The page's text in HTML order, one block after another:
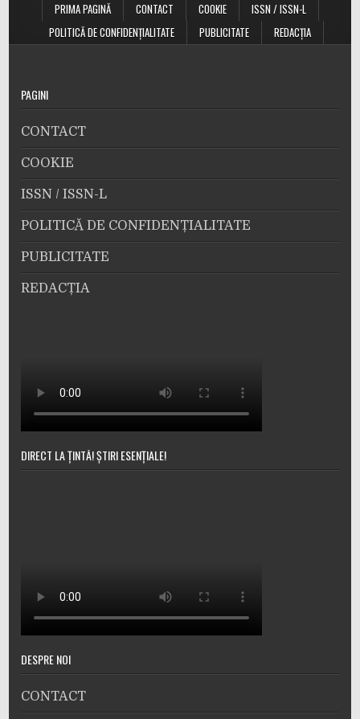
PRIMA PAGINĂ
CONTACT COOKIE
ISSN / ISSN-L
POLITICĂ DE CONFIDENȚIALITATE
PUBLICITATE REDACȚIA
PAGINI
CONTACT
COOKIE
ISSN / ISSN-L
POLITICĂ DE CONFIDENȚIALITATE
PUBLICITATE
REDACȚIA
DIRECT LA ȚINTĂ! ȘTIRI ESENȚIALE!
DESPRE NOI
CONTACT